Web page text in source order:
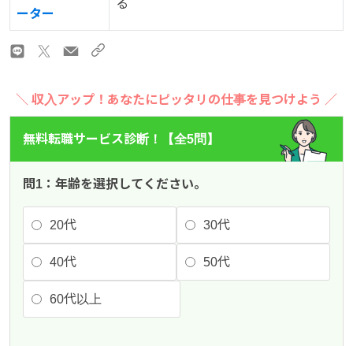
ーター
る
＼ 収入アップ！あなたにピッタリの仕事を見つけよう ／
無料転職サービス診断！【全5問】
問1：年齢を選択してください。
20代 30代
40代 50代
60代以上